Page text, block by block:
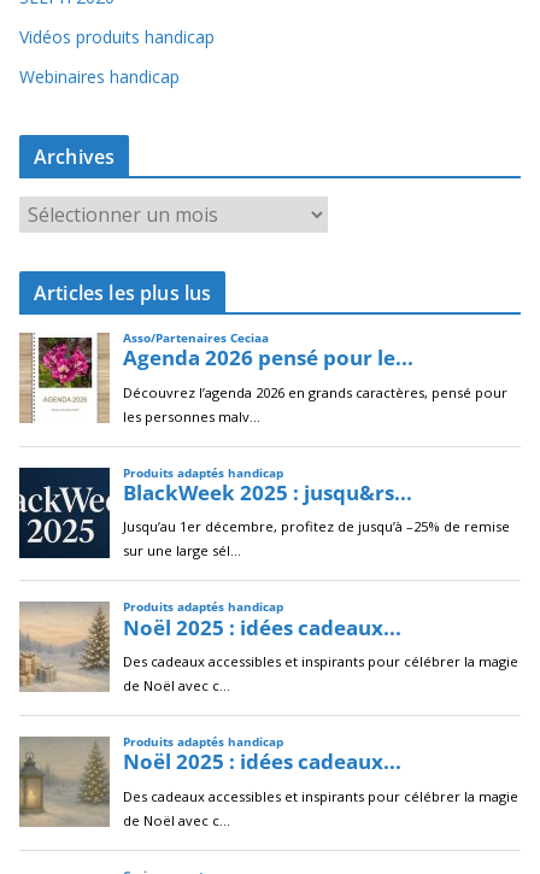
Vidéos produits handicap
Webinaires handicap
Archives
r
c
i
v
e
s
Articles les plus lus